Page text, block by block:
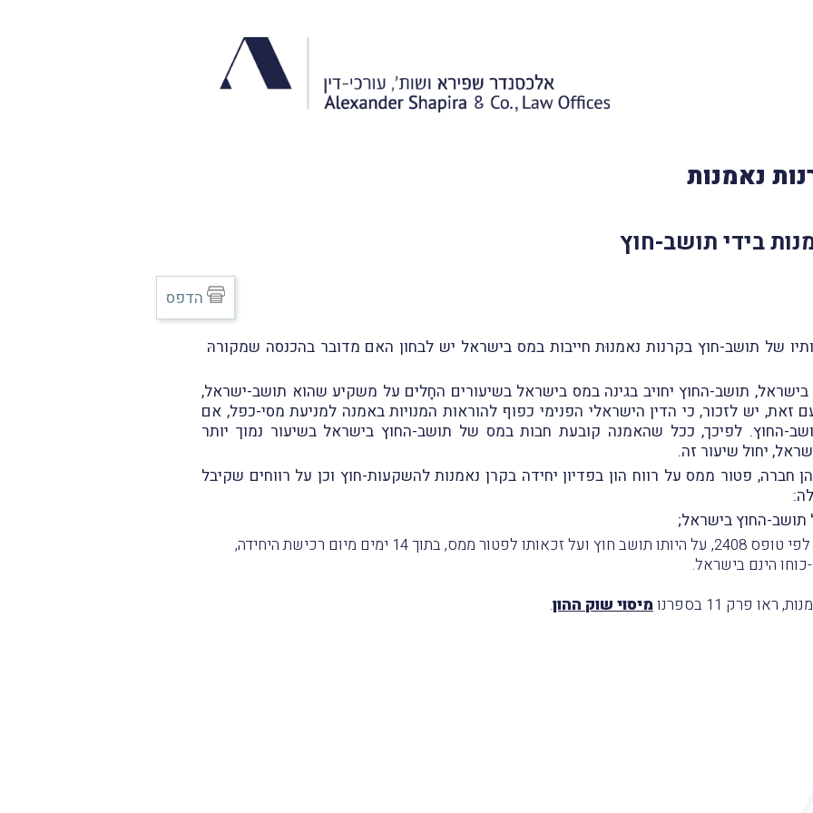
נאמנות
בידי תושב-חוץ
של תושב-חוץ בקרנות נאמנוּת חייבות במס בישראל יש לבחון האם מדובר בהכנסה שמקורהּ
תושב-החוץ יחויב בגינה במס בישראל בשיעורים החָלים על משקיע שהוא תושב-ישראל,
יש לזכור, כי הדין הישראלי הפנימי כפוף להוראות המנויות באמנה למניעת מסי-כפל, אם
החוץ. לפיכך, ככל שהאמנה קובעת חבות במס של תושב-החוץ בישראל בשיעור נמוך יותר
יחול שיעור זה.
חברה, פטור ממס על רווח הון בפדיון יחידה בקרן נאמנות להשקעות-חוץ וכן על רווחים שקיבל
החוץ בישראל;
ב. תושב-החוץ הגיש למפיץ הצהרה לפי טופס 2408, על היותו תושב חוץ ועל זכאותו לפטור ממס, בתוך 14 ימים מיום רכישת היחידה,
הינם בישראל.
פרק 11 בספרנו
מיסוי שוק ההון.